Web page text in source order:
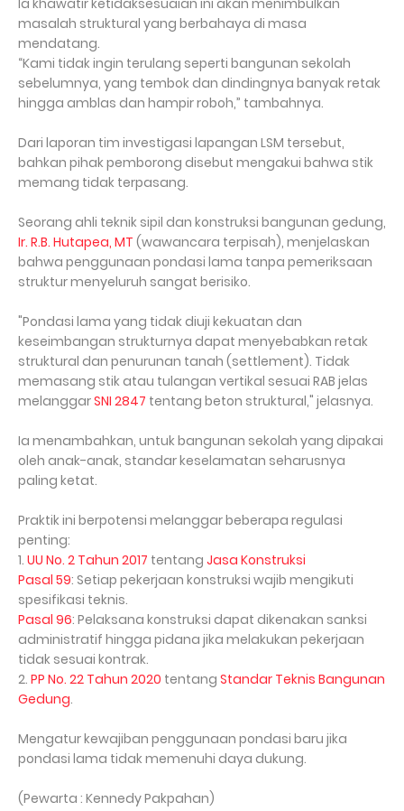
Ia khawatir ketidaksesuaian ini akan menimbulkan
masalah struktural yang berbahaya di masa
mendatang.
“Kami tidak ingin terulang seperti bangunan sekolah
sebelumnya, yang tembok dan dindingnya banyak retak
hingga amblas dan hampir roboh,” tambahnya.
Dari laporan tim investigasi lapangan LSM tersebut,
bahkan pihak pemborong disebut mengakui bahwa stik
memang tidak terpasang.
Seorang ahli teknik sipil dan konstruksi bangunan gedung,
Ir. R.B. Hutapea, MT (wawancara terpisah), menjelaskan
bahwa penggunaan pondasi lama tanpa pemeriksaan
struktur menyeluruh sangat berisiko.
"Pondasi lama yang tidak diuji kekuatan dan
keseimbangan strukturnya dapat menyebabkan retak
struktural dan penurunan tanah (settlement). Tidak
memasang stik atau tulangan vertikal sesuai RAB jelas
melanggarSNI 2847 tentang beton struktural," jelasnya.
Ia menambahkan, untuk bangunan sekolah yang dipakai
oleh anak-anak, standar keselamatan seharusnya
paling ketat.
Praktik ini berpotensi melanggar beberapa regulasi
penting:
1. UU No. 2 Tahun 2017 tentang Jasa Konstruksi
Pasal 59: Setiap pekerjaan konstruksi wajib mengikuti
spesifikasi teknis.
Pasal 96: Pelaksana konstruksi dapat dikenakan sanksi
administratif hingga pidana jika melakukan pekerjaan
tidak sesuai kontrak.
2. PP No. 22 Tahun 2020 tentang Standar Teknis Bangunan
Gedung.
Mengatur kewajiban penggunaan pondasi baru jika
pondasi lama tidak memenuhi daya dukung.
(Pewarta : Kennedy Pakpahan)